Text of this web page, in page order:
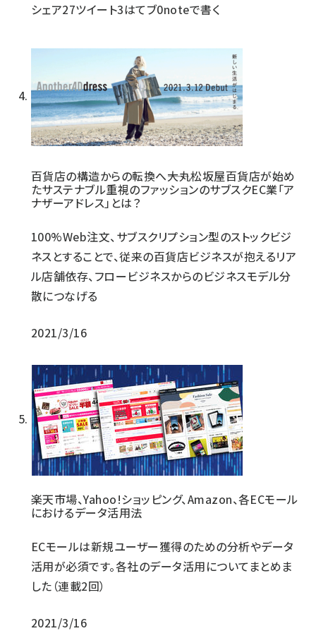
シェア27ツイート3はてブ0noteで書く
百貨店の構造からの転換へ――大丸松坂屋百貨店が始め
たサステナブル重視のファッションのサブスクEC業「ア
ナザーアドレス」とは？
100%Web注文、サブスクリプション型のストックビジ
ネスとすることで、従来の百貨店ビジネスが抱えるリア
ル店舗依存、フロービジネスからのビジネスモデル分
散につなげる
2021/3/16
楽天市場、Yahoo!ショッピング、Amazon、各ECモール
におけるデータ活用法
ECモールは新規ユーザー獲得のための分析やデータ
活用が必須です。各社のデータ活用についてまとめま
した（連載2回）
2021/3/16